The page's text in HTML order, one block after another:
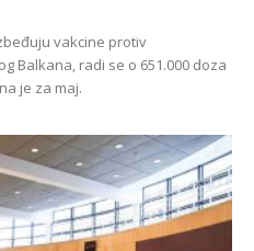
vakcine protiv
Balkana, radi se o 651.000 doza
je za maj.